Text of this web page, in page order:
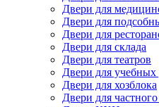
Двери для
Двери для
Двери для
Двери для склада
Двери для театров
Двери для
Двери для хозблока
Двери для